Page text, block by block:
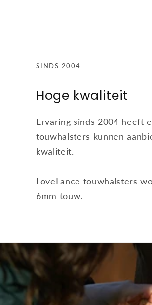
SINDS 2004
Hoge kwaliteit
Ervaring sinds 2004 heeft
touwhalsters kunnen
kwaliteit.
LoveLance touwhalsters
6mm touw.